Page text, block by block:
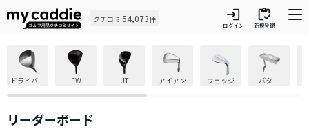
クチコミ 54,073件 login
ログイン
inventory
新規登録
ドライバー FW UT アイアン ウェッジ パター
リーダーボード